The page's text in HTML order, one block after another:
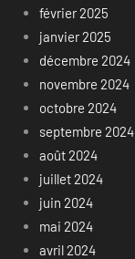
février 2025
janvier 2025
décembre 2024
novembre 2024
octobre 2024
septembre 2024
août 2024
juillet 2024
juin 2024
mai 2024
avril 2024